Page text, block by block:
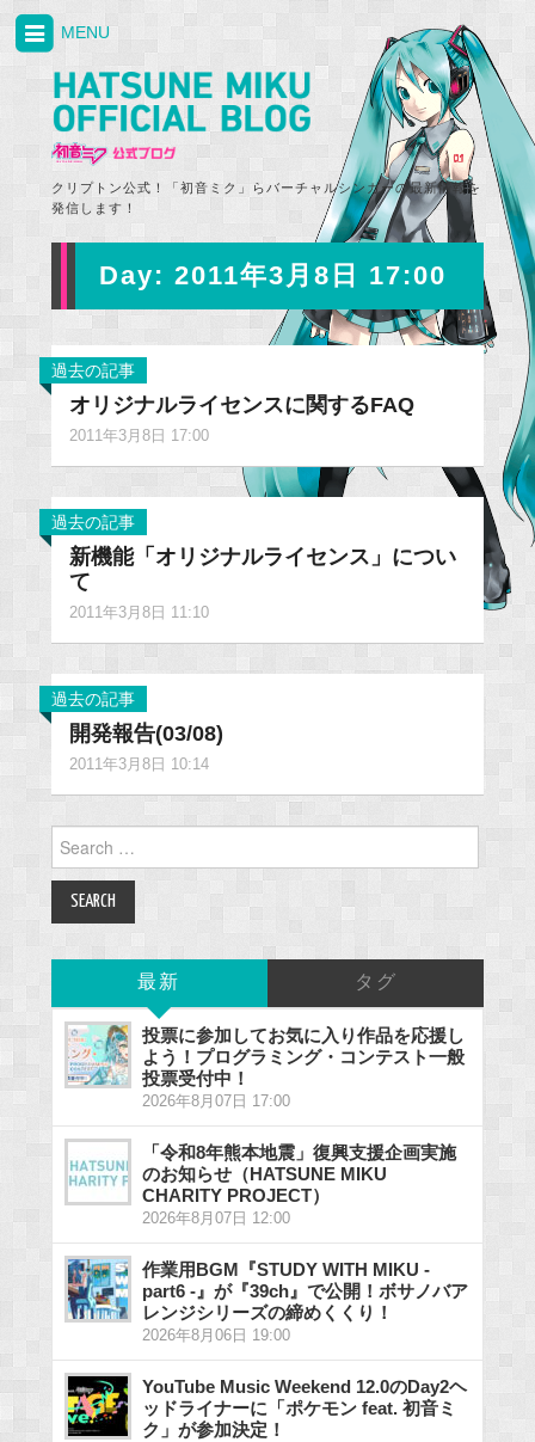
クリプトン公式！「初音ミク」らバーチャルシンガーの最新情報を
発信します！
MENU
Day: 2011年3月8日 17:00
過去の記事
オリジナルライセンスに関するFAQ
2011年3月8日 17:00
過去の記事
新機能「オリジナルライセンス」につい
て
2011年3月8日 11:10
過去の記事
開発報告(03/08)
2011年3月8日 10:14
Search
for:
最新 タグ
投票に参加してお気に入り作品を応援し
よう！プログラミング・コンテスト一般
投票受付中！
2026年8月07日 17:00
「令和8年熊本地震」復興支援企画実施
のお知らせ（HATSUNE MIKU
CHARITY PROJECT）
2026年8月07日 12:00
作業用BGM『STUDY WITH MIKU -
part6 -』が『39ch』で公開！ボサノバア
レンジシリーズの締めくくり！
2026年8月06日 19:00
YouTube Music Weekend 12.0のDay2ヘ
ッドライナーに「ポケモン feat. 初音ミ
ク」が参加決定！